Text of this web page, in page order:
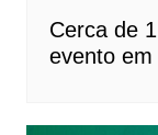
Cerca de
evento